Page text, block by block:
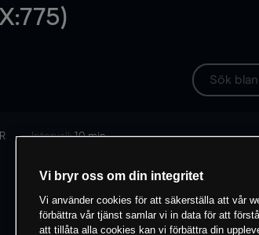
Intervall:10 min
Vi bryr oss om din integritet
Vi använder cookies för att säkerställa att vår
förbättra vår tjänst samlar vi in data för att
att tillåta alla cookies kan vi förbättra din